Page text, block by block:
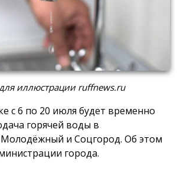
иллюстрации ruffnews.ru
с 6 по 20 июля будет временно
горячей воды в
и Соцгород. Об этом
города.